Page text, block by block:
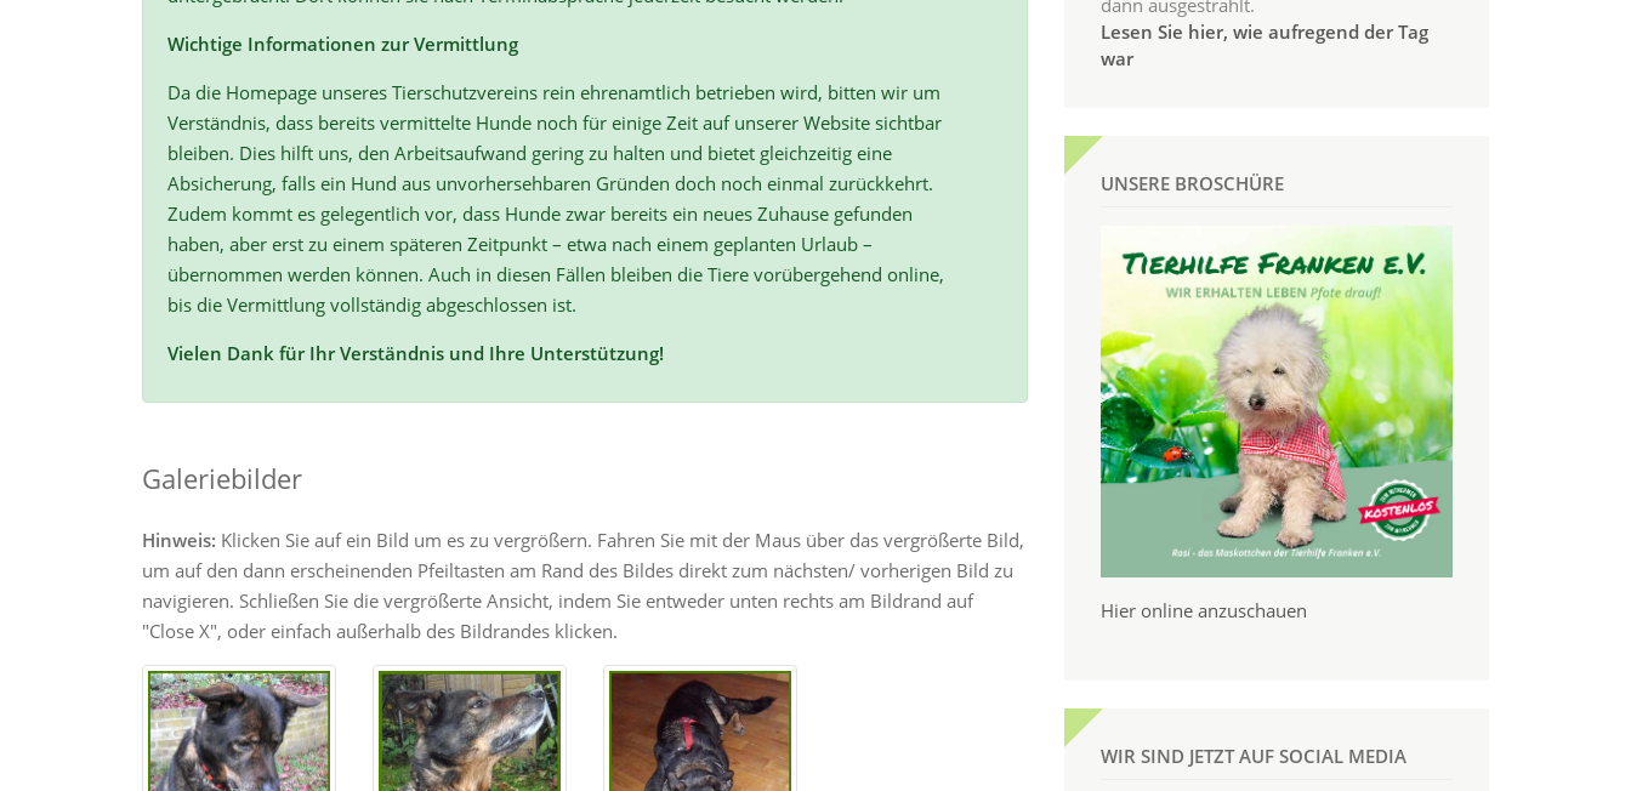
Wichtige Informationen zur Vermittlung
Da die Homepage unseres Tierschutzvereins rein ehrenamtlich betrieben wird, bitten wir um
Verständnis, dass bereits vermittelte Hunde noch für einige Zeit auf unserer Website sichtbar
bleiben. Dies hilft uns, den Arbeitsaufwand gering zu halten und bietet gleichzeitig eine
Absicherung, falls ein Hund aus unvorhersehbaren Gründen doch noch einmal zurückkehrt.
Zudem kommt es gelegentlich vor, dass Hunde zwar bereits ein neues Zuhause gefunden
haben, aber erst zu einem späteren Zeitpunkt – etwa nach einem geplanten Urlaub –
übernommen werden können. Auch in diesen Fällen bleiben die Tiere vorübergehend online,
bis die Vermittlung vollständig abgeschlossen ist.
Vielen Dank für Ihr Verständnis und Ihre Unterstützung!
Galeriebilder
Hinweis: Klicken Sie auf ein Bild um es zu vergrößern. Fahren Sie mit der Maus über das vergrößerte Bild,
um auf den dann erscheinenden Pfeiltasten am Rand des Bildes direkt zum nächsten/ vorherigen Bild zu
navigieren. Schließen Sie die vergrößerte Ansicht, indem Sie entweder unten rechts am Bildrand auf
"Close X", oder einfach außerhalb des Bildrandes klicken.
dann ausgestrahlt.
Lesen Sie hier, wie aufregend der Tag
war
UNSERE BROSCHÜRE
Hier online anzuschauen
WIR SIND JETZT AUF SOCIAL MEDIA